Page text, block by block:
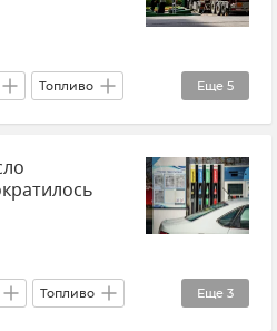
Еще 5
Топливо
Новости
Еще 3
Топливо